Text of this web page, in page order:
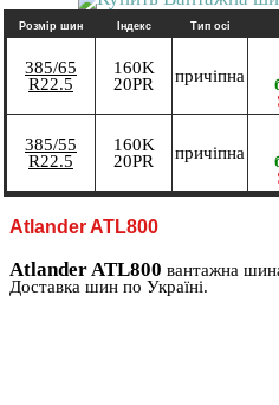
Atlander ATL800
Atlander ATL800 вантажна
Доставка шин по Україні.
Розмір шин Індекс Тип осі
385/65
R22.5
160K
20PR
причіпна
385/55
R22.5
160K
20PR
причіпна